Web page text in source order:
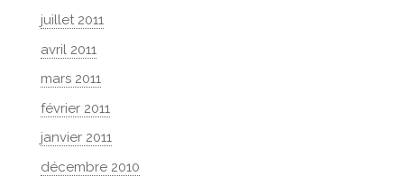
juillet 2011
avril 2011
mars 2011
février 2011
janvier 2011
décembre 2010